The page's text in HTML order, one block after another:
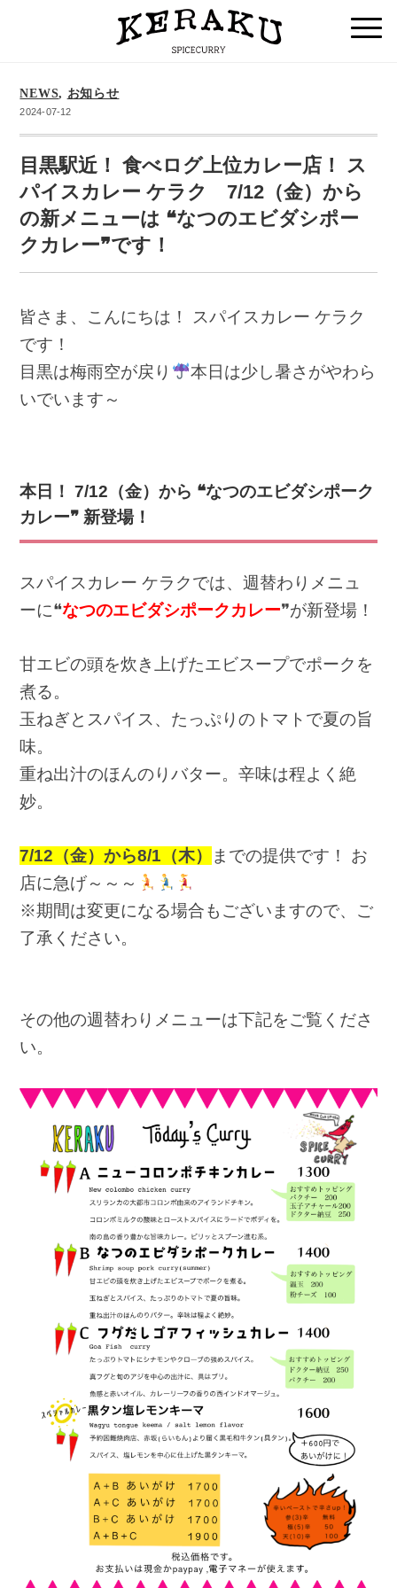
NEWS, お知らせ
2024-07-12
目黒駅近！ 食べログ上位カレー店！ ス
パイスカレー ケラク 7/12（金）から
の新メニューは ❝なつのエビダシポー
クカレー❞です！
皆さま、こんにちは！ スパイスカレー ケラク
です！
目黒は梅雨空が戻り
本日は少し暑さがやわら
いでいます～
本日！ 7/12 （金）から ❝なつのエビダシポーク
カレー❞ 新登場！
スパイスカレー ケラクでは、週替わりメニュ
ーに❝なつのエビダシポークカレー❞が新登場！
甘エビの頭を炊き上げたエビスープでポークを
煮る。
玉ねぎとスパイス、たっぷりのトマトで夏の旨
味。
重ね出汁のほんのりバター。辛味は程よく絶
妙。
7/12（金）から8/1（木）
までの提供です！ お
店に急げ～～～
※期間は変更になる場合もございますので、ご
了承ください。
その他の週替わりメニューは下記をご覧くださ
い。